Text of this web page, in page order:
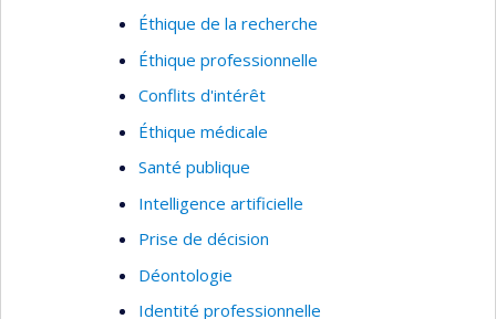
Éthique de la recherche
Éthique professionnelle
Conflits d'intérêt
Éthique médicale
Santé publique
Intelligence artificielle
Prise de décision
Déontologie
Identité professionnelle